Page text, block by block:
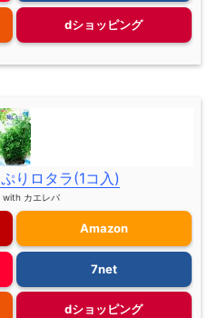
dショッピング
りロタラ(1コ入)
with カエレバ
Amazon
7net
dショッピング